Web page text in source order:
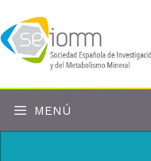
al
contenido
MENÚ